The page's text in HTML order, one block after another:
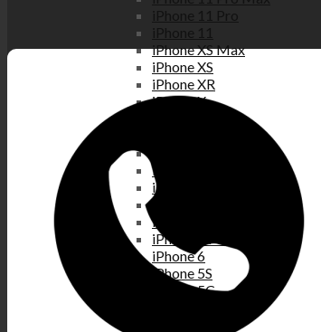
iPhone 11 Pro
iPhone 11
iPhone XS Max
iPhone XS
iPhone XR
iPhone X
iPhone 7
iPhone SE
iPhone 6S Plus
iPhone 6S
iPhone 6 Plus
iPhone 6
iPhone 5S
iPhone 5C